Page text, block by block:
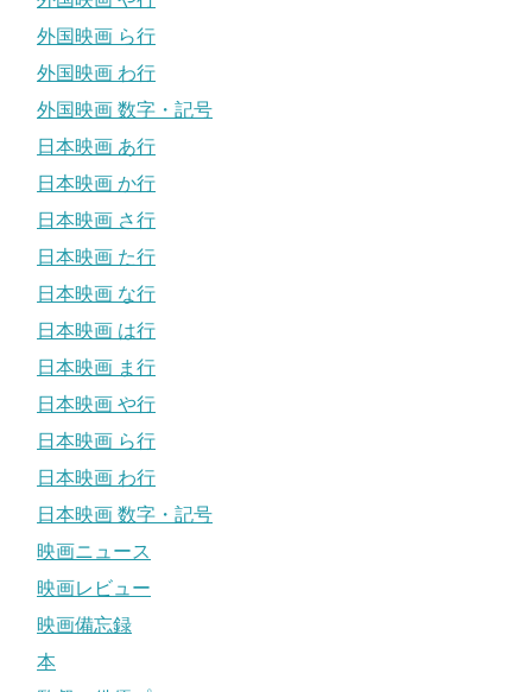
外国映画 ら行
外国映画 わ行
外国映画 数字・記号
日本映画 あ行
日本映画 か行
日本映画 さ行
日本映画 た行
日本映画 な行
日本映画 は行
日本映画 ま行
日本映画 や行
日本映画 ら行
日本映画 わ行
日本映画 数字・記号
映画ニュース
映画レビュー
映画備忘録
本